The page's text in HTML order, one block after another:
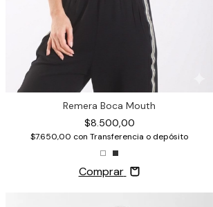
Remera Boca Mouth
$8.500,00
$7.650,00 con Transferencia o depósito
Comprar